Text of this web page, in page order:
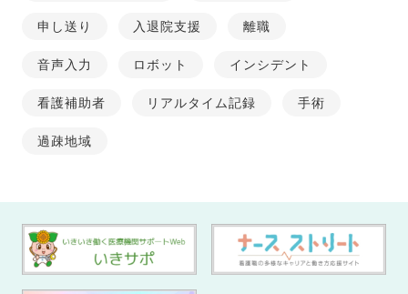
申し送り 入退院支援 離職
音声入力 ロボット インシデント
看護補助者 リアルタイム記録 手術
過疎地域